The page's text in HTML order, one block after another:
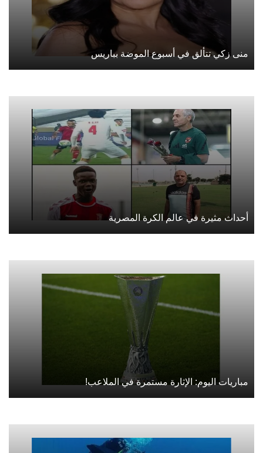
منى زكي تتألق في أسبوع الموضة بباريس
أحداث مثيرة في عالم الكرة المصرية
مباريات اليوم: الإثارة مستمرة في الملاعب!